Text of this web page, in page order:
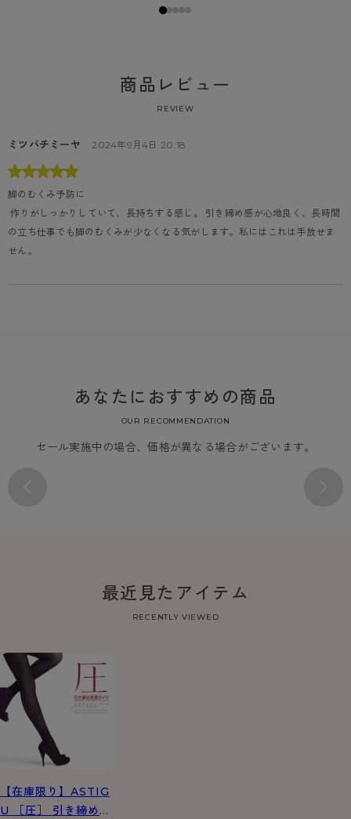
商品レビュー
REVIEW
ミツバチミーヤ 2024年9月4日 20:18
脚のむくみ予防に
作りがしっかりしていて、長持ちする感じ。 引き締め感が心地良く、長時間
の立ち仕事でも脚のむくみが少なくなる気がします。私にはこれは手放せま
せん。
あなたにおすすめの商品
OUR RECOMMENDATION
セール実施中の場合、価格が異なる場合がございます。
最近見たアイテム
RECENTLY VIEWED
【在庫限り】ASTIG
U ［圧］ 引き締め発